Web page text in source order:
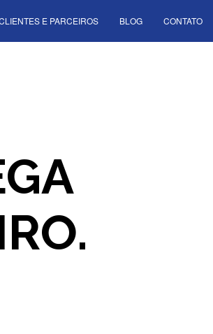
E PARCEIROS BLOG CONTATO